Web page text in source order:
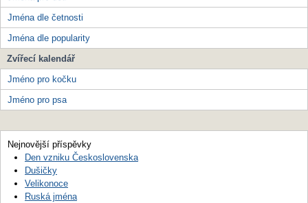
Jména dle četnosti
Jména dle popularity
Zvířecí kalendář
Jméno pro kočku
Jméno pro psa
Nejnovější příspěvky
Den vzniku Československa
Dušičky
Velikonoce
Ruská jména